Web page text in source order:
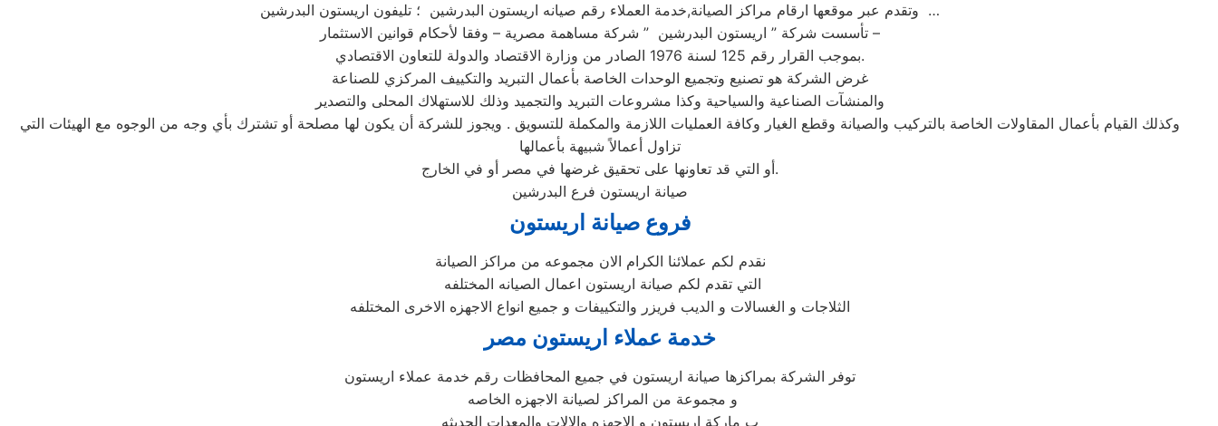
وتقدم عبر موقعها ارقام مراكز الصيانة,خدمة العملاء رقم صيانه اريستون البدرشين ؛ تليفون اريستون البدرشين …
تأسست شركة ” اريستون البدرشين ” شركة مساهمة مصرية – وفقا لأحكام قوانين الاستثمار –
بموجب القرار رقم 125 لسنة 1976 الصادر من وزارة الاقتصاد والدولة للتعاون الاقتصادي.
غرض الشركة هو تصنيع وتجميع الوحدات الخاصة بأعمال التبريد والتكييف المركزي للصناعة
والمنشآت الصناعية والسياحية وكذا مشروعات التبريد والتجميد وذلك للاستهلاك المحلى والتصدير
وكذلك القيام بأعمال المقاولات الخاصة بالتركيب والصيانة وقطع الغيار وكافة العمليات اللازمة والمكملة للتسويق . ويجوز للشركة أن يكون لها مصلحة أو تشترك بأي وجه من الوجوه مع الهيئات التي
تزاول أعمالاً شبيهة بأعمالها
أو التي قد تعاونها على تحقيق غرضها في مصر أو في الخارج.
صيانة اريستون فرع البدرشين
فروع صيانة اريستون
نقدم لكم عملائنا الكرام الان مجموعه من مراكز الصيانة
التي تقدم لكم صيانة اريستون اعمال الصيانه المختلفه
الثلاجات و الغسالات و الديب فريزر والتكييفات و جميع انواع الاجهزه الاخرى المختلفه
خدمة عملاء اريستون مصر
توفر الشركة بمراكزها صيانة اريستون في جميع المحافظات رقم خدمة عملاء اريستون
و مجموعة من المراكز لصيانة الاجهزه الخاصه
ب ماركة اريستون و الاجهزه والالات والمعدات الحديثه